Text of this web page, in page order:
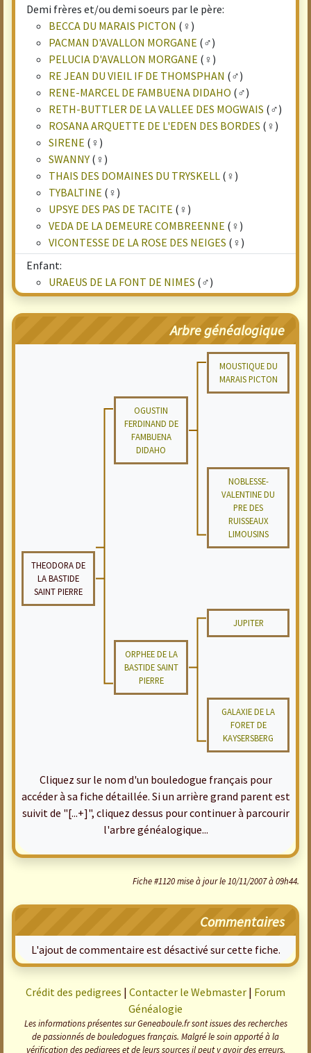
Demi frères et/ou demi soeurs par le père:
BECCA DU MARAIS PICTON (♀)
PACMAN D'AVALLON MORGANE (♂)
PELUCIA D'AVALLON MORGANE (♀)
RE JEAN DU VIEIL IF DE THOMSPHAN (♂)
RENE-MARCEL DE FAMBUENA DIDAHO (♂)
RETH-BUTTLER DE LA VALLEE DES MOGWAIS (♂)
ROSANA ARQUETTE DE L'EDEN DES BORDES (♀)
SIRENE (♀)
SWANNY (♀)
THAIS DES DOMAINES DU TRYSKELL (♀)
TYBALTINE (♀)
UPSYE DES PAS DE TACITE (♀)
VEDA DE LA DEMEURE COMBREENNE (♀)
VICONTESSE DE LA ROSE DES NEIGES (♀)
Enfant:
URAEUS DE LA FONT DE NIMES (♂)
Arbre généalogique
MOUSTIQUE DU
MARAIS PICTON
OGUSTIN
FERDINAND DE
FAMBUENA
DIDAHO
NOBLESSE-
VALENTINE DU
PRE DES
RUISSEAUX
LIMOUSINS
THEODORA DE
LA BASTIDE
SAINT PIERRE
JUPITER
ORPHEE DE LA
BASTIDE SAINT
PIERRE
GALAXIE DE LA
FORET DE
KAYSERSBERG
Cliquez sur le nom d'un bouledogue français pour
accéder à sa fiche détaillée. Si un arrière grand parent est
suivit de "[...+]", cliquez dessus pour continuer à parcourir
l'arbre généalogique...
Fiche #1120 mise à jour le 10/11/2007 à 09h44.
Commentaires
L'ajout de commentaire est désactivé sur cette fiche.
Crédit des pedigrees | Contacter le Webmaster | Forum
Généalogie
Les informations présentes sur Geneaboule.fr sont issues des recherches
de passionnés de bouledogues français. Malgré le soin apporté à la
vérification des pedigrees et de leurs sources il peut y avoir des erreurs,